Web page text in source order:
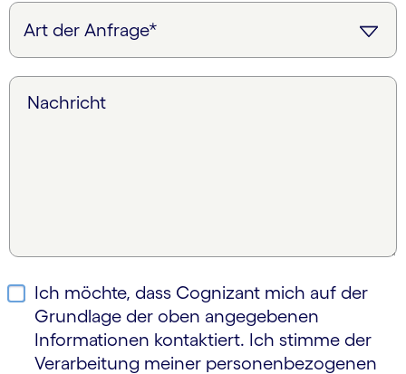
Nachricht
Ich möchte, dass Cognizant mich auf der
Grundlage der oben angegebenen
Informationen kontaktiert. Ich stimme der
Verarbeitung meiner personen­bezogenen